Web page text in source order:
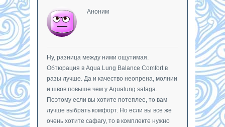
Аноним
Ну, разница между ними ощутимая.
Обтюрация в Aqua Lung Balance Comfort в
разы лучше. Да и качество неопрена, молнии
и швов повыше чем у Аqualung safaga.
Поэтому если вы хотите потеплее, то вам
лучше выбрать комфорт. Но если вы все же
очень хотите сафагу, то в комплекте нужно